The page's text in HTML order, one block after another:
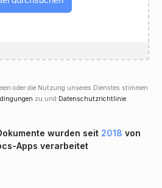
oder die Nutzung unseres Dienstes stimmen
zu und Datenschutzrichtlinie.
wurden seit 2018 von
Apps verarbeitet